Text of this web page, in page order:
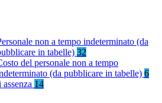
non a tempo indeterminato (da
in tabelle) 32
del personale non a tempo
(da pubblicare in tabelle) 6
14